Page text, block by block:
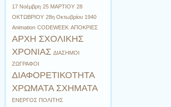
17 Νοέμβρη 25 ΜΑΡΤΙΟΥ 28
ΟΚΤΩΒΡΙΟΥ 28η Οκτωβρίου 1940
Animation CODEWEEK ΑΠΟΚΡΙΕΣ
ΑΡΧΗ ΣΧΟΛΙΚΗΣ
ΧΡΟΝΙΑΣ ΔΙΑΣΗΜΟΙ
ΖΩΓΡΑΦΟΙ
ΔΙΑΦΟΡΕΤΙΚΟΤΗΤΑ
ΧΡΩΜΑΤΑ ΣΧΗΜΑΤΑ
ΕΝΕΡΓΟΣ ΠΟΛΙΤΗΣ